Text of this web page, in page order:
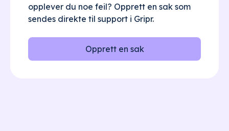
opplever du noe feil? Opprett en sak som
sendes direkte til support i Gripr.
Opprett en sak